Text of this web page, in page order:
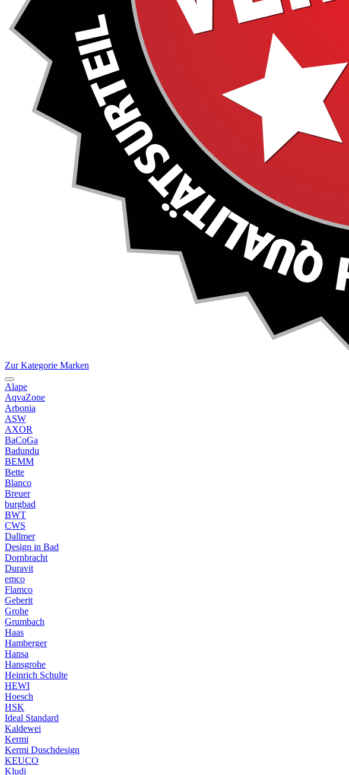
Zur Kategorie Marken
Alape
AqvaZone
Arbonia
ASW
AXOR
BaCoGa
Badundu
BEMM
Bette
Blanco
Breuer
burgbad
BWT
CWS
Dallmer
Design in Bad
Dornbracht
Duravit
emco
Flamco
Geberit
Grohe
Grumbach
Haas
Hamberger
Hansa
Hansgrohe
Heinrich Schulte
HEWI
Hoesch
HSK
Ideal Standard
Kaldewei
Kermi
Kermi Duschdesign
KEUCO
Kludi